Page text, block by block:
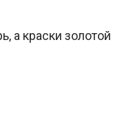
а краски золотой